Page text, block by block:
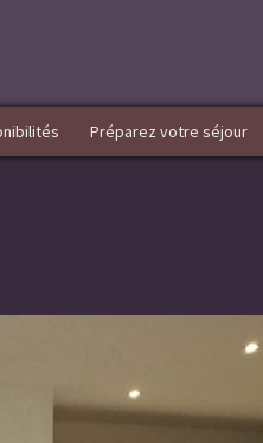
Préparez votre séjour